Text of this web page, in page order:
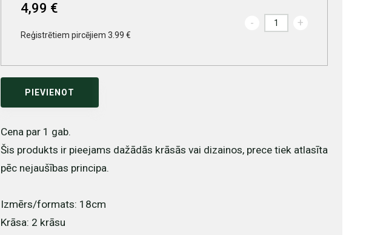
4,99 €
Reģistrētiem pircējiem 3.99 €
- +
PIEVIENOT
Cena par 1 gab.
Šis produkts ir pieejams dažādās krāsās vai dizainos, prece tiek atlasīta
pēc nejaušības principa.
Izmērs/formats: 18cm
Krāsa: 2 krāsu